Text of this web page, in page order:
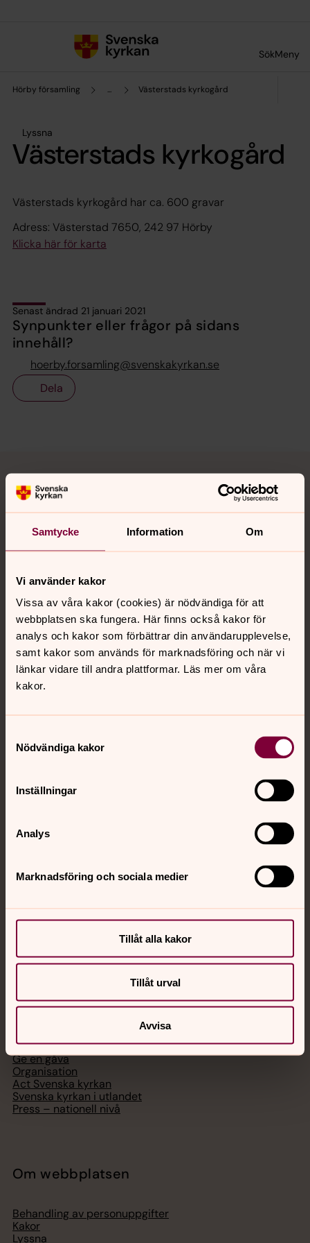
Samtycke Information Om
Vi använder kakor
Vissa av våra kakor (cookies) är nödvändiga för att
webbplatsen ska fungera. Här finns också kakor för
analys och kakor som förbättrar din användarupplevelse,
samt kakor som används för marknadsföring och när vi
länkar vidare till andra plattformar. Läs mer om våra
kakor.
Nödvändiga kakor
Inställningar
Analys
Marknadsföring och sociala medier
Tillåt alla kakor
Tillåt urval
Avvisa
SökMeny
Hörby församling ... Västerstads kyrkogård
Lyssna
Västerstads kyrkogård
Västerstads kyrkogård har ca. 600 gravar
Adress: Västerstad 7650, 242 97 Hörby
Klicka här för karta
Senast ändrad 21 januari 2021
Synpunkter eller frågor på sidans
innehåll?
hoerby.forsamling@svenskakyrkan.se
Dela
Kontakt
Kalender
Hitta snabbt
Sociala kanaler
Jourhavande präst
Akut samtals- och krisstöd. Prata eller chatta anonymt
med en präst på kvällar och nätter.
Chatt
Telefon 112
Lediga jobb
Ge en gåva
Organisation
Act Svenska kyrkan
Svenska kyrkan i utlandet
Press – nationell nivå
Om webbplatsen
Behandling av personuppgifter
Kakor
Lyssna